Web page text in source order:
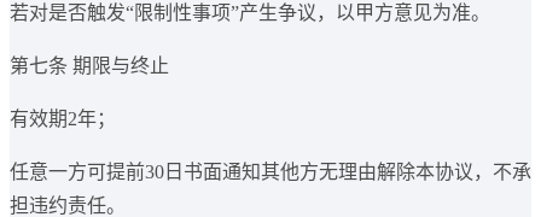
若对是否触发“限制性事项”产生争议，以甲方意见为准。
第七条 期限与终止
有效期2年；
任意一方可提前30日书面通知其他方无理由解除本协议，不承
担违约责任。